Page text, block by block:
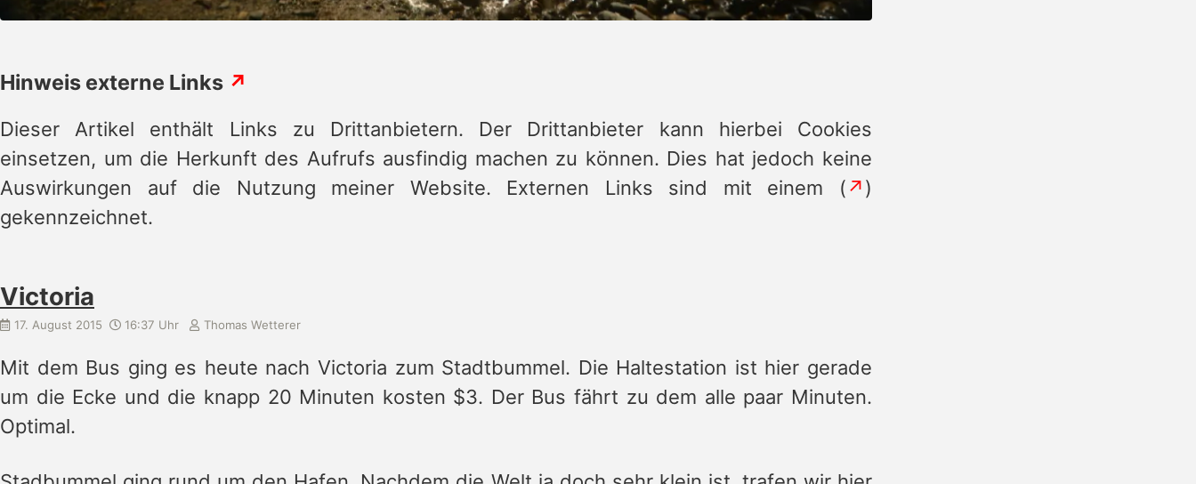
Hinweis externe Links ↗
Dieser Artikel enthält Links zu Drittanbietern. Der Drittanbieter kann hierbei Cookies
einsetzen, um die Herkunft des Aufrufs ausfindig machen zu können. Dies hat jedoch keine
Auswirkungen auf die Nutzung meiner Website. Externen Links sind mit einem (↗)
gekennzeichnet.
Victoria
17. August 2015 16:37 Uhr Thomas Wetterer
Mit dem Bus ging es heute nach Victoria zum Stadtbummel. Die Haltestation ist hier gerade
um die Ecke und die knapp 20 Minuten kosten $3. Der Bus fährt zu dem alle paar Minuten.
Optimal.